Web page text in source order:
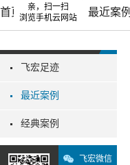
飞宏足迹
最近案例
经典案例
飞宏微信
首页 工程案例 最近案例
亲，扫一扫
浏览手机云网站